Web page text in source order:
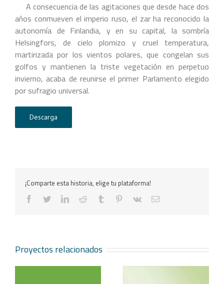
A consecuencia de las agitaciones que desde hace dos
años conmueven el imperio ruso, el zar ha reconocido la
autonomía de Finlandia, y en su capital, la sombría
Helsingfors, de cielo plomizo y cruel temperatura,
martirizada por los vientos polares, que congelan sus
golfos y mantienen la triste vegetación en perpetuo
invierno, acaba de reunirse el primer Parlamento elegido
por sufragio universal.
Descarga
¡Comparte esta historia, elige tu plataforma!
facebooktwitterlinkedinreddit tumblr pinterest
vk
Correo
Proyectos relacionados